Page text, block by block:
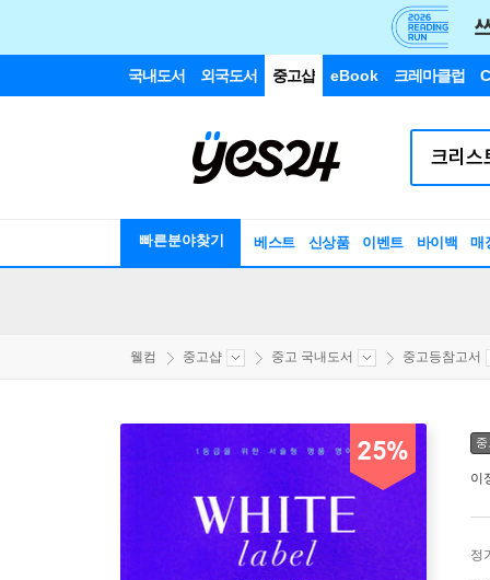
국내도서 외국도서 중고샵 eBook 크레마클럽
빠른분야찾기 베스트 신상품 이벤트 바이백 매
웰컴 중고샵 중고 국내도서 중고등참고서
25%
이
정